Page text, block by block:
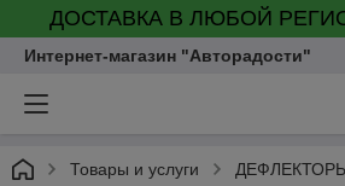
ДОСТАВКА В ЛЮБОЙ
Интернет-магазин "Авторадости"
Товары и услуги